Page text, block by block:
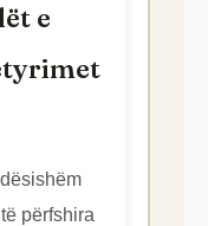
e
përfshira